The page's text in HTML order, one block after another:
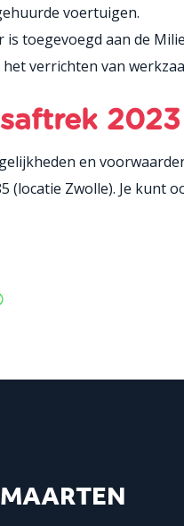
voertuigen.
toegevoegd aan de
verrichten van
en
(locatie Zwolle). Je kunt